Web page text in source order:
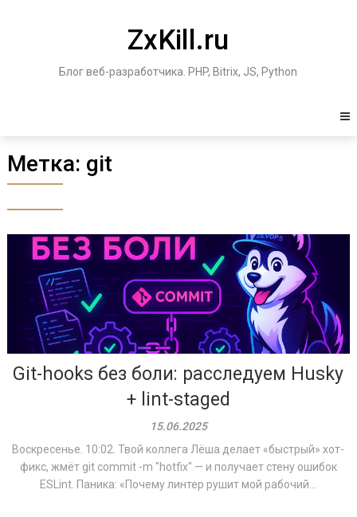
ZxKill.ru
Блог веб-разработчика. PHP, Bitrix, JS, Python
Метка: git
Git-hooks без боли: расследуем Husky
+ lint-staged
15.06.2025
Воскресенье. 10:02. Твой коллега Лёша делает «быстрый» хот-
фикс, жмёт git commit -m "hotfix" — и получает стену ошибок
ESLint. Паника: «Почему линтер рушит мой рабочий...